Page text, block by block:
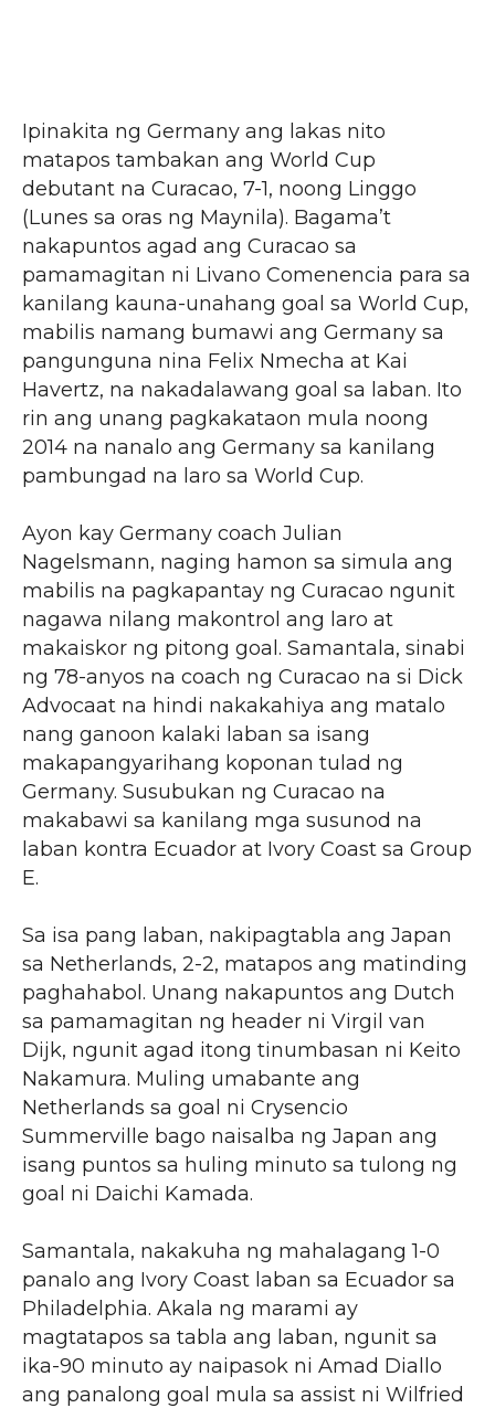
Ipinakita ng Germany ang lakas nito
matapos tambakan ang World Cup
debutant na Curacao, 7-1, noong Linggo
(Lunes sa oras ng Maynila). Bagama’t
nakapuntos agad ang Curacao sa
pamamagitan ni Livano Comenencia para sa
kanilang kauna-unahang goal sa World Cup,
mabilis namang bumawi ang Germany sa
pangunguna nina Felix Nmecha at Kai
Havertz, na nakadalawang goal sa laban. Ito
rin ang unang pagkakataon mula noong
2014 na nanalo ang Germany sa kanilang
pambungad na laro sa World Cup.
Ayon kay Germany coach Julian
Nagelsmann, naging hamon sa simula ang
mabilis na pagkapantay ng Curacao ngunit
nagawa nilang makontrol ang laro at
makaiskor ng pitong goal. Samantala, sinabi
ng 78-anyos na coach ng Curacao na si Dick
Advocaat na hindi nakakahiya ang matalo
nang ganoon kalaki laban sa isang
makapangyarihang koponan tulad ng
Germany. Susubukan ng Curacao na
makabawi sa kanilang mga susunod na
laban kontra Ecuador at Ivory Coast sa Group
E.
Sa isa pang laban, nakipagtabla ang Japan
sa Netherlands, 2-2, matapos ang matinding
paghahabol. Unang nakapuntos ang Dutch
sa pamamagitan ng header ni Virgil van
Dijk, ngunit agad itong tinumbasan ni Keito
Nakamura. Muling umabante ang
Netherlands sa goal ni Crysencio
Summerville bago naisalba ng Japan ang
isang puntos sa huling minuto sa tulong ng
goal ni Daichi Kamada.
Samantala, nakakuha ng mahalagang 1-0
panalo ang Ivory Coast laban sa Ecuador sa
Philadelphia. Akala ng marami ay
magtatapos sa tabla ang laban, ngunit sa
ika-90 minuto ay naipasok ni Amad Diallo
ang panalong goal mula sa assist ni Wilfried